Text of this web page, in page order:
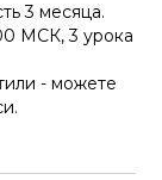
3 месяца.
МСК, 3 урока
- можете